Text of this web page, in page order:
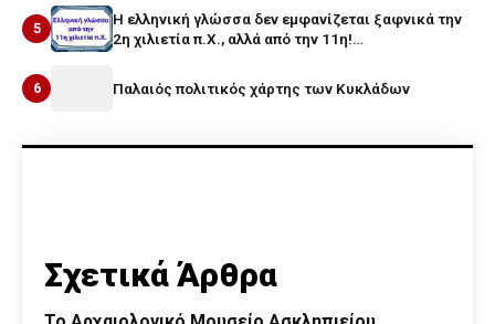
5
Η ελληνική γλώσσα δεν εμφανίζεται ξαφνικά την
2η χιλιετία π.Χ., αλλά από την 11η!…
6 Παλαιός πολιτικός χάρτης των Κυκλάδων
Σχετικά Άρθρα